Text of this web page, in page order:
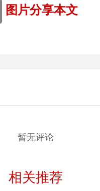
图片分享本文
暂无评论
相关推荐